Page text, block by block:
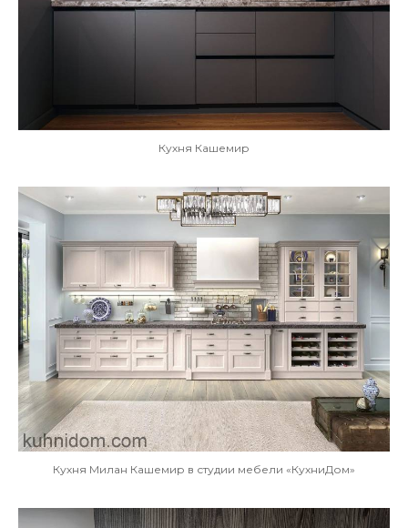
Кухня Кашемир
Кухня Милан Кашемир в студии мебели «КухниДом»